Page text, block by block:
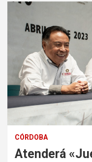
CÓRDOBA
Atenderá